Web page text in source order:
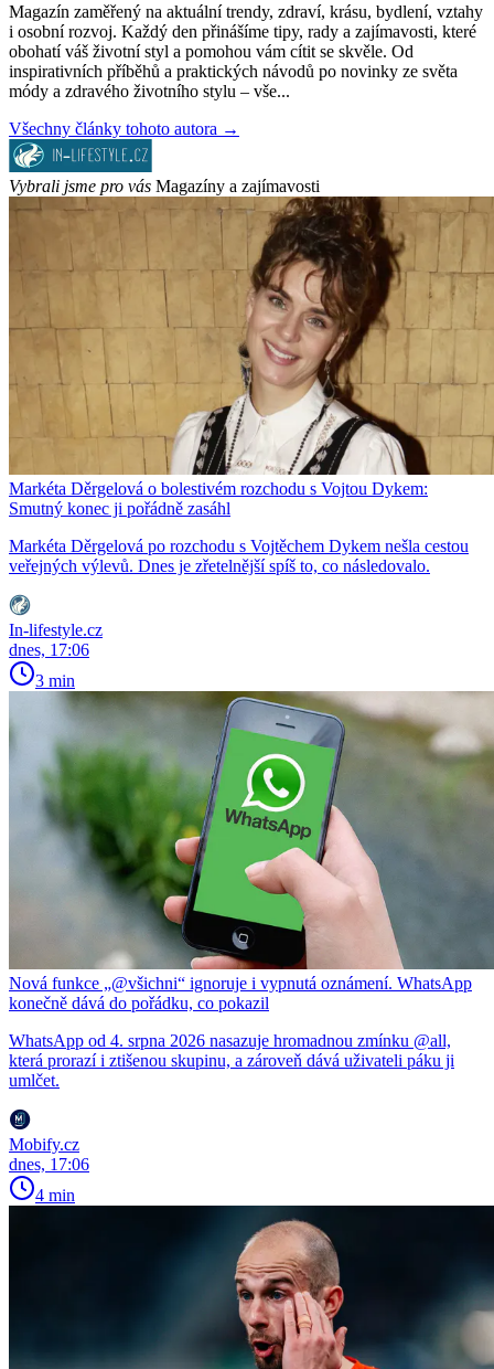
Magazín zaměřený na aktuální trendy, zdraví, krásu, bydlení, vztahy
i osobní rozvoj. Každý den přinášíme tipy, rady a zajímavosti, které
obohatí váš životní styl a pomohou vám cítit se skvěle. Od
inspirativních příběhů a praktických návodů po novinky ze světa
módy a zdravého životního stylu – vše...
Všechny články tohoto autora →
Vybrali jsme pro vás Magazíny a zajímavosti
Markéta Děrgelová o bolestivém rozchodu s Vojtou Dykem:
Smutný konec ji pořádně zasáhl
Markéta Děrgelová po rozchodu s Vojtěchem Dykem nešla cestou
veřejných výlevů. Dnes je zřetelnější spíš to, co následovalo.
In-lifestyle.cz
dnes, 17:06
3 min
Nová funkce „@všichni“ ignoruje i vypnutá oznámení. WhatsApp
konečně dává do pořádku, co pokazil
WhatsApp od 4. srpna 2026 nasazuje hromadnou zmínku @all,
která prorazí i ztišenou skupinu, a zároveň dává uživateli páku ji
umlčet.
Mobify.cz
dnes, 17:06
4 min